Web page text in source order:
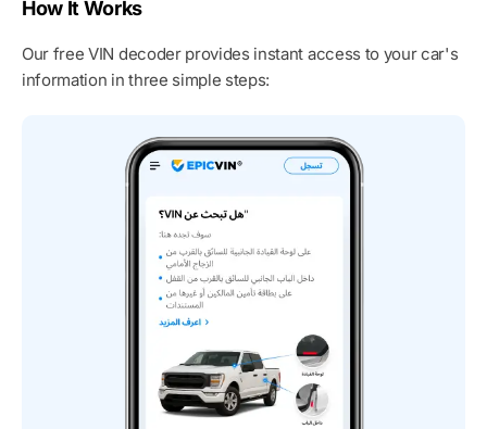
How It Works
Our free VIN decoder provides instant access to your car's
information in three simple steps: